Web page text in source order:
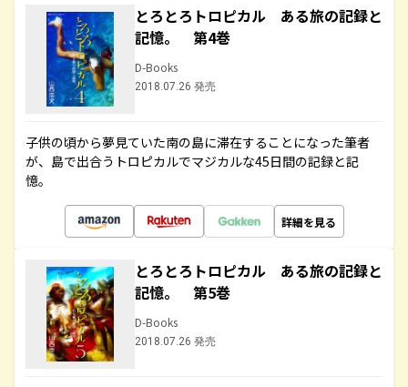
とろとろトロピカル ある旅の記録と
記憶。 第4巻
D-Books
2018.07.26 発売
子供の頃から夢見ていた南の島に滞在することになった筆者
が、島で出合うトロピカルでマジカルな45日間の記録と記
憶。
詳細を見る
とろとろトロピカル ある旅の記録と
記憶。 第5巻
D-Books
2018.07.26 発売